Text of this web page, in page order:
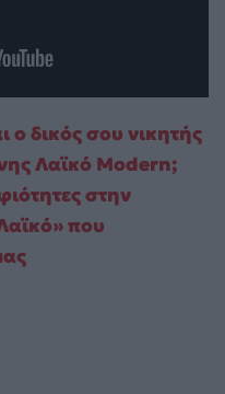
ο δικός σου νικητής
Λαϊκό Modern;
στην
που